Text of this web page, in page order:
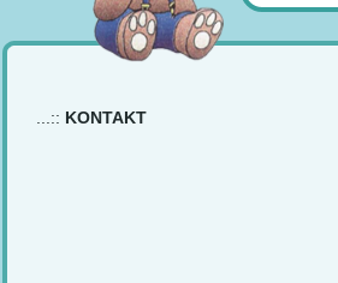
...:: KONTAKT